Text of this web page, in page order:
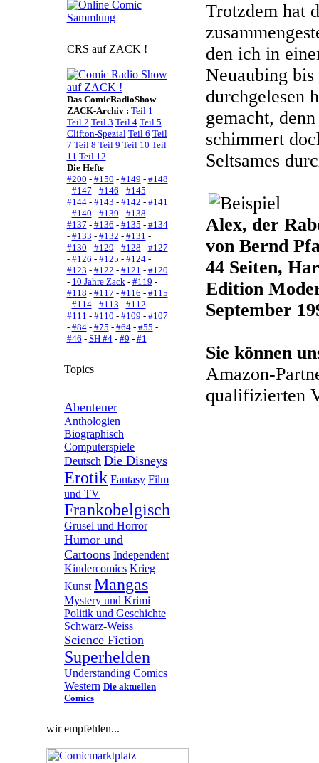
CRS auf ZACK !
Das ComicRadioShow
ZACK-Archiv : Teil 1
Teil 2 Teil 3 Teil 4 Teil 5
Clifton-Spezial Teil 6 Teil
7 Teil 8 Teil 9 Teil 10 Teil
11 Teil 12
Die Hefte
#200 - #150 - #149 - #148
- #147 - #146 - #145 -
#144- #143 - #142 - #141
- #140 - #139 - #138 -
#137 - #136 - #135 - #134
- #133 - #132 - #131 -
#130 - #129 - #128 - #127
- #126 - #125 - #124-
#123 - #122 - #121 - #120
- 10 Jahre Zack- #119 -
#118 - #117 - #116 - #115
- #114- #113 - #112 -
#111 - #110 - #109 - #107
- #84- #75 - #64- #55 -
#46 - SH #4- #9 - #1
Topics
Abenteuer
Anthologien
Biographisch
Computerspiele
Deutsch Die Disneys
Erotik Fantasy Film
und TV
Frankobelgisch
Grusel und Horror
Humor und
Cartoons Independent
Kindercomics Krieg
Kunst Mangas
Mystery und Krimi
Politik und Geschichte
Schwarz-Weiss
Science Fiction
Superhelden
Understanding Comics
Western Die aktuellen
Comics
wir empfehlen...
Trotzdem hat
den ich in
Neuaubing
durchgelesen
gemacht,
schimmert
Seltsames
Alex, der
von Bernd
44 Seiten,
Edition
September
Sie können
Amazon-
qualifizierten